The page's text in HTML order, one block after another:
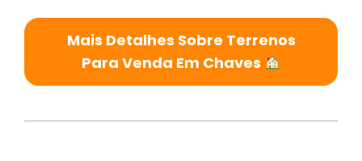
Mais Detalhes Sobre Terrenos
Para Venda Em Chaves